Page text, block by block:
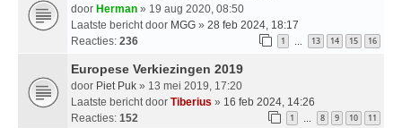
door Herman » 19 aug 2020, 08:50
Laatste bericht door MGG » 28 feb 2024, 18:17
Reacties: 236 1 … 13 14 15 16
Europese Verkiezingen 2019
door Piet Puk » 13 mei 2019, 17:20
Laatste bericht door Tiberius » 16 feb 2024, 14:26
Reacties: 152 1 … 8 9 10 11